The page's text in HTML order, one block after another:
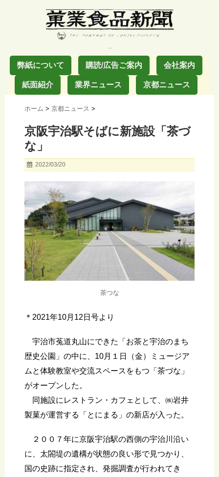
弊紙について 購読/広告ご案内 会社案内
紙面紹介 業界ニュース 京都ニュース
ホーム > 京都ニュース >
京阪宇治駅そばに新施設「茶づ
な」
2022/03/20
茶つな
＊2021年10月12日号より
宇治市菟道丸山にできた「お茶と宇治のまち
歴史公園」の中に、10月１日（金）ミュージア
ムと体験教室や交流スペースをもつ「茶づな」
がオープンした。
同施設にレストラン・カフェとして、㈱岩井
製菓が運営する「とにまる」の新店が入った。
２００７年に京阪宇治駅の西側の宇治川沿い
に、太閤堤の遺構が状態の良い形で見つかり、
国の史跡に指定され、発掘調査が行われてき